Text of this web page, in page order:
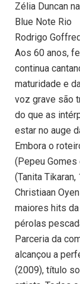
Zélia Duncan
Blue Note Rio
Rodrigo
Aos 60 anos,
continua
maturidade e
voz grave são
do que as
estar no auge
Embora o
(Pepeu Gomes
(Tanita
Christiaan
maiores hits
pérolas
Parceria da
alcançou a
(2009), título